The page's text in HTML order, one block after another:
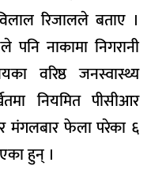
रिजालले बताए ।
पनि नाकामा निगरानी
वरिष्ठ जनस्वास्थ्य
नियमित पीसीआर
मंगलबार फेला परेका ६
हुन् ।